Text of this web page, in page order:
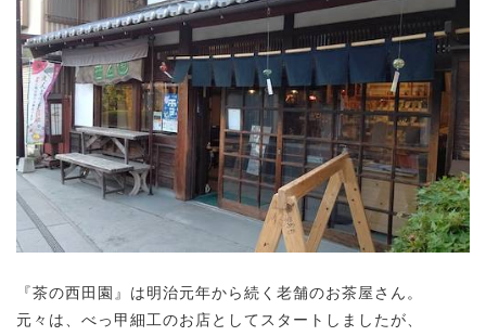
『茶の西田園』は明治元年から続く老舗のお茶屋さん。
元々は、べっ甲細工のお店としてスタートしましたが、